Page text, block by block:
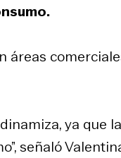
áreas
ya que
señaló